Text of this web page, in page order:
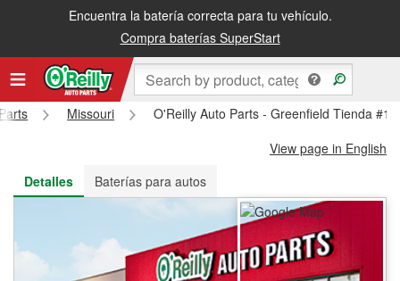
Encuentra la batería correcta para tu vehículo.
Compra baterías SuperStart
Recibe tu orden gratis al día siguiente o recógela en la tienda
Missouri
O'Reilly Auto Parts - Greenfield Tienda
View page in English
Detalles
Baterías para autos